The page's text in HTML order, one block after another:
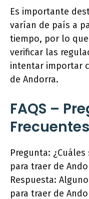
Es importante
varían de país a
tiempo, por lo
verificar las
intentar importar
de Andorra.
FAQS –
Frecuentes
Pregunta:
para traer de
Respuesta:
para traer de